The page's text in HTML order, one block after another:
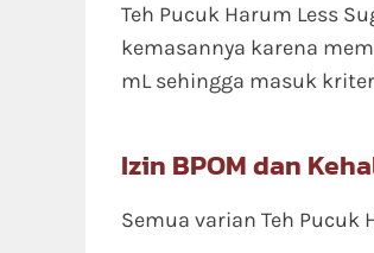
Teh Pucuk Harum Less
kemasannya karena
mL sehingga masuk
Izin BPOM dan
Semua varian Teh